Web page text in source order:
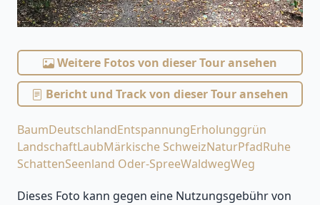
Weitere Fotos von dieser Tour ansehen
Bericht und Track von dieser Tour ansehen
BaumDeutschlandEntspannungErholunggrün
LandschaftLaubMärkische SchweizNaturPfadRuhe
SchattenSeenland Oder-SpreeWaldwegWeg
Dieses Foto kann gegen eine Nutzungsgebühr von